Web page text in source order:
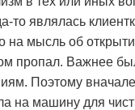
то являлась
на мысль об
пропал. Важнее
Поэтому
на машину для